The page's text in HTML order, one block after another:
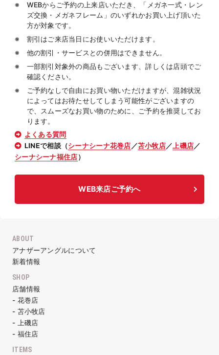
WEBからご予約の上来店いただき、「メガネ一式・レン
ズ交換・メガネフレーム」のいずれかお買い上げ頂いた
方が対象です。
割引はご来店当日にお使いいただけます。
他の割引・サービスとの併用はできません。
一部割引対象外の商品もございます、詳しくは店頭でご
確認ください。
ご予約なしで自由にお買い物いただけますが、混雑状況
によってはお待たせしてしまう可能性がございますの
で、スムーズなお買い物のために、ご予約を推奨してお
ります。
よくある質問
LINEで相談（シーナシーナ花巻店 ／苫小牧店／ 上磯店／
シーナシーナ福住店）
WEB来店ご予約へ
ABOUT
アナザーアングルについて
新着情報
SHOP
店舗情報
- 花巻店
- 苫小牧店
- 上磯店
- 福住店
ITEMS